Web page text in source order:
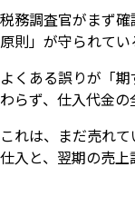
税務調査官がまず
原則」が守られてい
よくある誤りが「
わらず、仕入代金
これは、まだ売れ
仕入と、翌期の売